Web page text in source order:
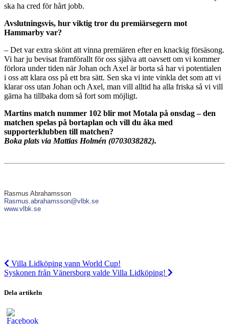
ska ha cred för hårt jobb.
Avslutningsvis, hur viktig tror du premiärsegern mot
Hammarby var?
– Det var extra skönt att vinna premiären efter en knackig försäsong.
Vi har ju bevisat framförallt för oss själva att oavsett om vi kommer
förlora under tiden när Johan och Axel är borta så har vi potentialen
i oss att klara oss på ett bra sätt. Sen ska vi inte vinkla det som att vi
klarar oss utan Johan och Axel, man vill alltid ha alla friska så vi vill
gärna ha tillbaka dom så fort som möjligt.
Martins match nummer 102 blir mot Motala på onsdag – den
matchen spelas på bortaplan och vill du åka med
supporterklubben till matchen?
Boka plats via Mattias Holmén (0703038282).
Rasmus Abrahamsson
Rasmus.abrahamsson@vlbk.se
www.vlbk.se
Villa Lidköping vann World Cup!
Syskonen från Vänersborg valde Villa Lidköping!
Dela artikeln